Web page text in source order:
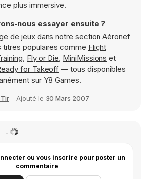
plus immersive.
essayer ensuite ?
de jeux dans notre section Aéronef
populaires comme Flight
, Fly or Die, MiniMissions et
for Takeoff — tous disponibles
sur Y8 Games.
Tir Ajouté le 30 Mars 2007
ou vous inscrire pour poster un
commentaire